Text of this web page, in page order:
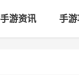
手游资讯 手